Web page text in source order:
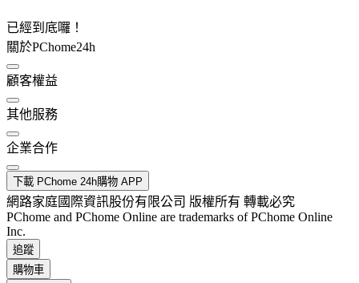
已經到底囉！
關於PChome24h
顧客權益
其他服務
企業合作
下載 PChome 24h購物 APP
網路家庭國際資訊股份有限公司 版權所有 轉載必究
PChome and PChome Online are trademarks of PChome Online
Inc.
追蹤
購物車